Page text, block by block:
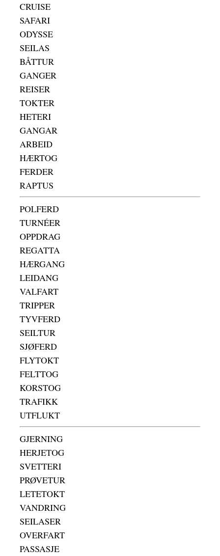
CRUISE
SAFARI
ODYSSE
SEILAS
BÅTTUR
GANGER
REISER
TOKTER
HETERI
GANGAR
ARBEID
HÆRTOG
FERDER
RAPTUS
POLFERD
TURNÉER
OPPDRAG
REGATTA
HÆRGANG
LEIDANG
VALFART
TRIPPER
TYVFERD
SEILTUR
SJØFERD
FLYTOKT
FELTTOG
KORSTOG
TRAFIKK
UTFLUKT
GJERNING
HERJETOG
SVETTERI
PRØVETUR
LETETOKT
VANDRING
SEILASER
OVERFART
PASSASJE